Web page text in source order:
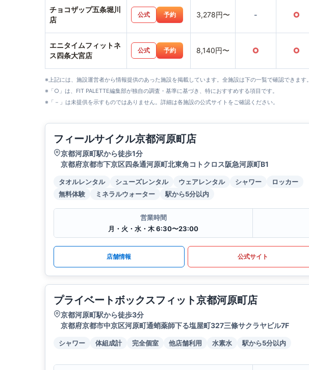
チョコザップ五条堀川
店
公式 予約 3,278円〜 - ○
エニタイムフィットネ
ス四条大宮店
公式 予約 8,140円〜 ○ ○
※上記には、施設運営者から情報提供のあった施設を掲載しています。全施設は下の一覧で確認できます。
※「○」は、FIT PALETTE編集部が独自の調査・基準に基づき、特におすすめする項目です。
※「－」は未提供を示すものではありません。詳細は各施設の公式サイトをご確認ください。
フィールサイクル京都河原町店
京都河原町駅から徒歩1分
京都府京都市下京区四条通河原町北東角コトクロス阪急河原町B1
タオルレンタル シューズレンタル ウェアレンタル シャワー
ロッカー
無料体験
ミネラルウォーター 駅から5分以内
営業時間
月・火・水・木 6:30〜23:00
店舗情報 公式サイト
プライベートボックスフィット京都河原町店
京都河原町駅から徒歩3分
京都府京都市中京区河原町通蛸薬師下る塩屋町327三條サクラヤビル7F
シャワー 体組成計 完全個室 他店舗利用 水素水 駅から5分以内